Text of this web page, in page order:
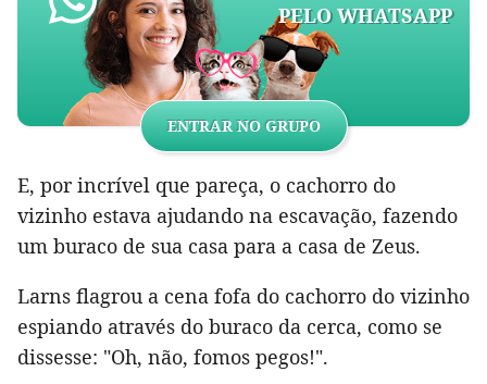
PELO WHATSAPP
ENTRAR NO GRUPO
E, por incrível que pareça, o cachorro do
vizinho estava ajudando na escavação, fazendo
um buraco de sua casa para a casa de Zeus.
Larns flagrou a cena fofa do cachorro do vizinho
espiando através do buraco da cerca, como se
dissesse: "Oh, não, fomos pegos!".